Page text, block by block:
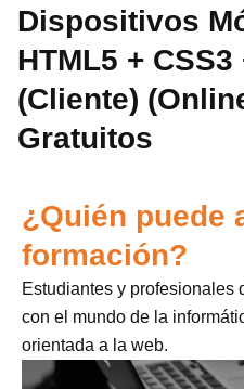
Dispositivos
HTML5 +
(Cliente)
Gratuitos
¿Quién puede
formación?
Estudiantes y profesionales
con el mundo de la
orientada a la web.